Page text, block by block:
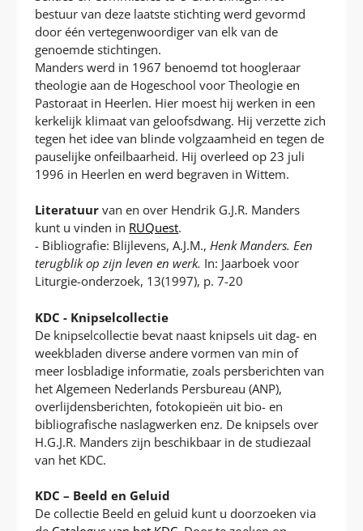
bestuur van deze laatste stichting werd gevormd
door één vertegenwoordiger van elk van de
genoemde stichtingen.
Manders werd in 1967 benoemd tot hoogleraar
theologie aan de Hogeschool voor Theologie en
Pastoraat in Heerlen. Hier moest hij werken in een
kerkelijk klimaat van geloofsdwang. Hij verzette zich
tegen het idee van blinde volgzaamheid en tegen de
pauselijke onfeilbaarheid. Hij overleed op 23 juli
1996 in Heerlen en werd begraven in Wittem.
Literatuurvan en over Hendrik G.J.R. Manders
kunt u vinden in RUQuest.
- Bibliografie: Blijlevens, A.J.M.,Henk Manders. Een
terugblik op zijn leven en werk. In: Jaarboek voor
Liturgie-onderzoek, 13(1997), p. 7-20
KDC - Knipselcollectie
De knipselcollectie bevat naast knipsels uit dag- en
weekbladen diverse andere vormen van min of
meer losbladige informatie, zoals persberichten van
het Algemeen Nederlands Persbureau (ANP),
overlijdensberichten, fotokopieën uit bio- en
bibliografische naslagwerken enz. De knipsels over
H.G.J.R. Manders zijn beschikbaar in de studiezaal
van het KDC.
KDC – Beeld en Geluid
De collectie Beeld en geluid kunt u doorzoeken via